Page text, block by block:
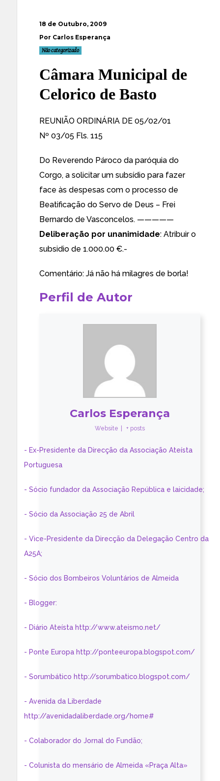
18 de Outubro, 2009
Por Carlos Esperança
Não categorizado
Câmara Municipal de
Celorico de Basto
REUNIÃO ORDINÁRIA DE 05/02/01
Nº 03/05 Fls. 115
Do Reverendo Pároco da paróquia do
Corgo, a solicitar um subsídio para fazer
face às despesas com o processo de
Beatificação do Servo de Deus – Frei
Bernardo de Vasconcelos. —————
Deliberação por unanimidade: Atribuir o
subsidio de 1.000.00 €.-
Comentário: Já não há milagres de borla!
Perfil de Autor
Carlos Esperança
Website + posts
- Ex-Presidente da Direcção da Associação Ateísta
Portuguesa
- Sócio fundador da Associação República e laicidade;
- Sócio da Associação 25 de Abril
- Vice-Presidente da Direcção da Delegação Centro da
A25A;
- Sócio dos Bombeiros Voluntários de Almeida
- Blogger:
- Diário Ateísta http://www.ateismo.net/
- Ponte Europa http://ponteeuropa.blogspot.com/
- Sorumbático http://sorumbatico.blogspot.com/
- Avenida da Liberdade
http://avenidadaliberdade.org/home#
- Colaborador do Jornal do Fundão;
- Colunista do mensário de Almeida «Praça Alta»